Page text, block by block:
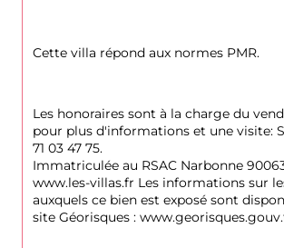
Cette villa répond aux normes PMR.
Les honoraires sont à la charge du
pour plus d'informations et une visite:
71 03 47 75.
Immatriculée au RSAC Narbonne
www.les-villas.fr Les informations sur
auxquels ce bien est exposé sont
site Géorisques :